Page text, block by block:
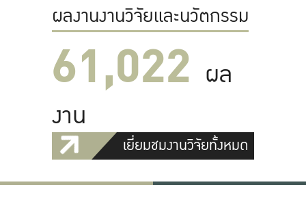
ผลงานงานวิจัยและนวัตกรรม
61,022 ผล
งาน
เยี่ยมชมงานวิจัยทั้งหมด